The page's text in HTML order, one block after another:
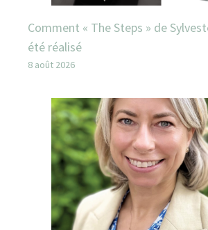
Comment « The Steps » de
été réalisé
8 août 2026